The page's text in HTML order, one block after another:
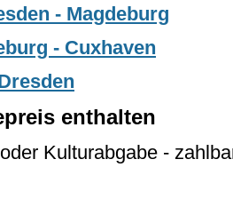
- Magdeburg
- Cuxhaven
enthalten
Kulturabgabe -